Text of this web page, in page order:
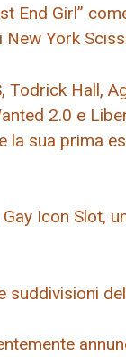
End Girl”
York
Hall,
2.0 e
la sua prima
Icon Slot,
suddivisioni